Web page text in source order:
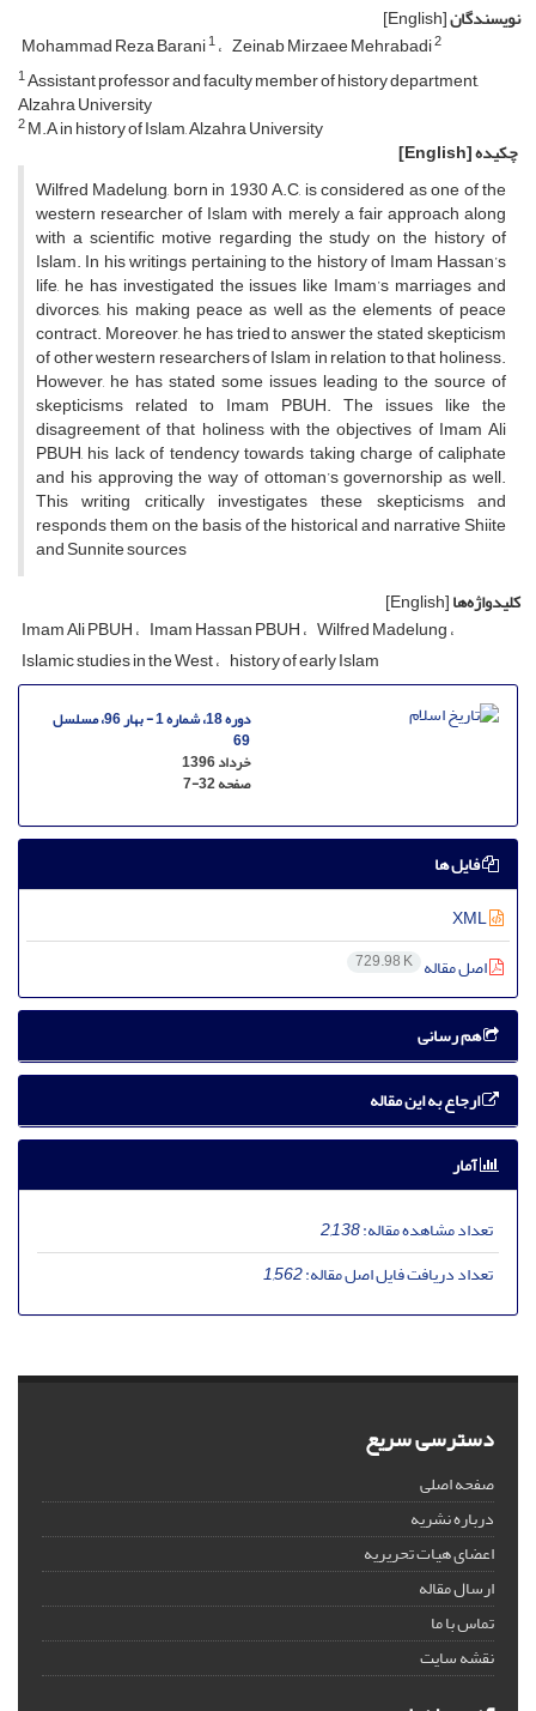
نویسندگان[English]
Mohammad Reza Barani1 Zeinab Mirzaee Mehrabadi2
1Assistant professor and faculty member of history department,
Alzahra University
2M.A in history of Islam, Alzahra University
چکیده[English]
Wilfred Madelung, born in 1930 A.C, is considered as one of the
western researcher of Islam with merely a fair approach along
with a scientific motive regarding the study on the history of
Islam. In his writings pertaining to the history of Imam Hassan’s
life, he has investigated the issues like Imam’s marriages and
divorces, his making peace as well as the elements of peace
contract. Moreover, he has tried to answer the stated skepticism
of other western researchers of Islam in relation to that holiness.
However, he has stated some issues leading to the source of
skepticisms related to Imam PBUH. The issues like the
disagreement of that holiness with the objectives of Imam Ali
PBUH, his lack of tendency towards taking charge of caliphate
and his approving the way of ottoman’s governorship as well.
This writing critically investigates these skepticisms and
responds them on the basis of the historical and narrative Shiite
and Sunnite sources
کلیدواژه‌ها[English]
Imam Ali PBUH Imam Hassan PBUH Wilfred Madelung
Islamic studies in the West history of early Islam
دوره 18، شماره 1 - بهار 96، مسلسل
69
خرداد 1396
صفحه7-32
فایل ها
اصل مقاله 729.98 K
هم رسانی
ارجاع به این مقاله
آمار
تعداد مشاهده مقاله:2,138
تعداد دریافت فایل اصل مقاله:1,562
دسترسی سریع
صفحه اصلی
درباره نشریه
اعضای هیات تحریریه
ارسال مقاله
تماس با ما
نقشه سایت